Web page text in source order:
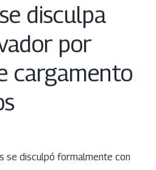
disculpa
por
cargamento
se disculpó formalmente con